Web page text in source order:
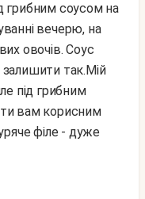
вечерю, на
овочів. Соус
так.Мій
під грибним
вам корисним
філе - дуже